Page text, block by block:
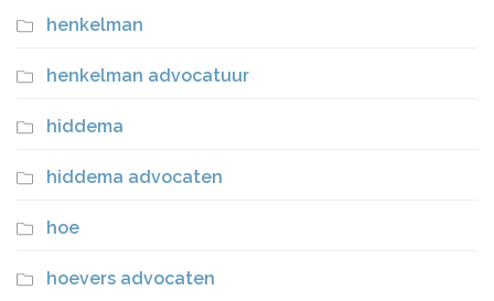
henkelman
henkelman advocatuur
hiddema
hiddema advocaten
hoe
hoevers advocaten